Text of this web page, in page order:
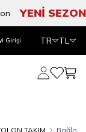
YENİ SEZON
Girişi TR TL
Hesabım
TAKIM